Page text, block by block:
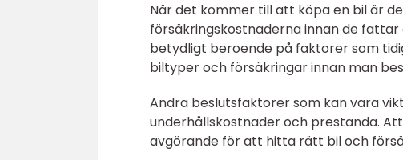
När det kommer till att köpa en bil är
försäkringskostnaderna innan de
betydligt beroende på faktorer som
biltyper och försäkringar innan man
Andra beslutsfaktorer som kan vara
underhållskostnader och prestanda.
avgörande för att hitta rätt bil och